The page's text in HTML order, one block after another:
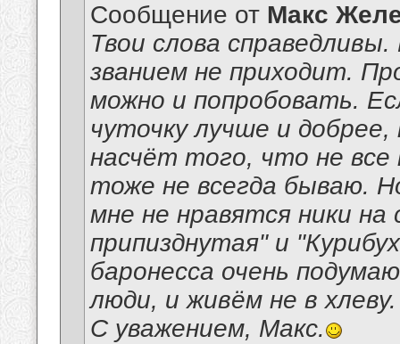
Сообщение от Макс
Твои слова
званием не приходит.
можно и попробовать.
чуточку лучше и
насчёт того, что не
тоже не всегда бываю.
мне не нравятся ники
припизднутая" и
баронесса очень
люди, и живём не в хлеву.
С уважением, Макс.